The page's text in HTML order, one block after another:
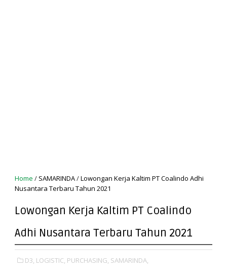
Home / SAMARINDA/Lowongan Kerja Kaltim PT Coalindo Adhi
Nusantara Terbaru Tahun 2021
Lowongan Kerja Kaltim PT Coalindo
Adhi Nusantara Terbaru Tahun 2021
D3, LOGISTIC, PURCHASING, SAMARINDA,